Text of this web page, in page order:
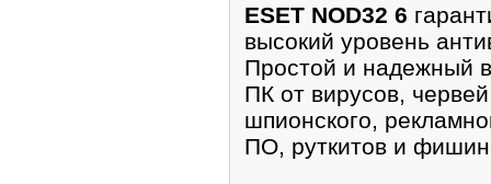
ESET NOD32 6
высокий уровень
Простой и надежный
ПК от вирусов,
шпионского,
ПО, руткитов и